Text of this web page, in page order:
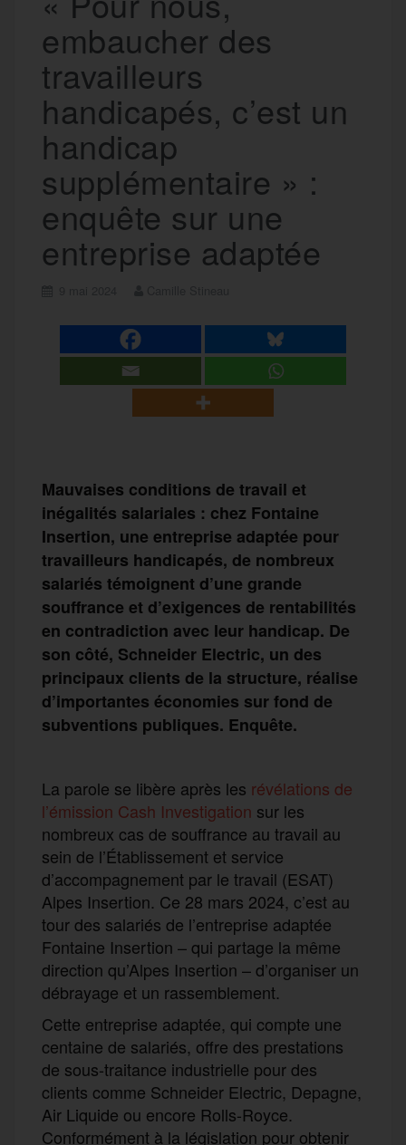
embaucher des
travailleurs
handicapés, c’est un
handicap
supplémentaire » :
enquête sur une
entreprise adaptée
Mauvaises conditions de travail et
inégalités salariales : chez Fontaine
Insertion, une entreprise adaptée pour
travailleurs handicapés, de nombreux
salariés témoignent d’une grande
souffrance et d’exigences de rentabilités
en contradiction avec leur handicap. De
son côté, Schneider Electric, un des
principaux clients de la structure, réalise
d’importantes économies sur fond de
subventions publiques. Enquête.
La parole se libère après les révélations de
l’émission Cash Investigation sur les
nombreux cas de souffrance au travail au
sein de l’Établissement et service
d’accompagnement par le travail (ESAT)
Alpes Insertion. Ce 28 mars 2024, c’est au
tour des salariés de l’entreprise adaptée
Fontaine Insertion – qui partage la même
direction qu’Alpes Insertion – d’organiser un
débrayage et un rassemblement.
Cette entreprise adaptée, qui compte une
centaine de salariés, offre des prestations
de sous-traitance industrielle pour des
clients comme Schneider Electric, Depagne,
Air Liquide ou encore Rolls-Royce.
Conformément à la législation pour obtenir